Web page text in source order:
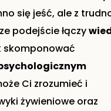
się jeść, ale z
podejście łączy
skomponować
Ci zrozumieć i
żywieniowe oraz